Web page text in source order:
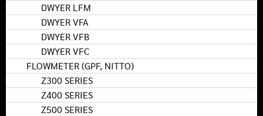
DWYER LFM
DWYER VFA
DWYER VFB
DWYER VFC
FLOWMETER (GPF, NITTO)
Z300 SERIES
Z400 SERIES
Z500 SERIES